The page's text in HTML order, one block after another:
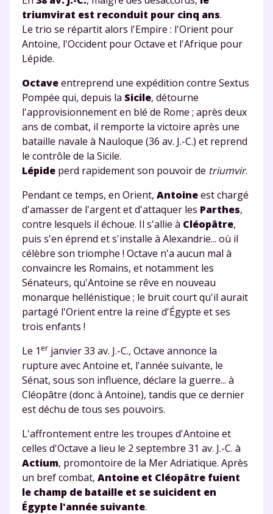
triumvirat est reconduit pour cinq ans.
Le trio se répartit alors l'Empire : l'Orient pour
Antoine, l'Occident pour Octave et l'Afrique pour
Lépide.
Octaveentreprend une expédition contre Sextus
Pompée qui, depuis la Sicile, détourne
l'approvisionnement en blé de Rome ; après deux
ans de combat, il remporte la victoire après une
bataille navale à Nauloque (36 av. J.-C.) et reprend
le contrôle de la Sicile.
Lépide perd rapidement son pouvoir de triumvir.
Pendant ce temps, en Orient, Antoineest chargé
d'amasser de l'argent et d'attaquer les Parthes,
contre lesquels il échoue. Il s'allie à Cléopâtre,
puis s'en éprend et s'installe à Alexandrie... où il
célèbre son triomphe ! Octave n'a aucun mal à
convaincre les Romains, et notamment les
Sénateurs, qu'Antoine se rêve en nouveau
monarque hellénistique ; le bruit court qu'il aurait
partagé l'Orient entre la reine d'Égypte et ses
trois enfants !
Le 1 er janvier 33 av. J.-C., Octave annonce la
rupture avec Antoine et, l'année suivante, le
Sénat, sous son influence, déclare la guerre... à
Cléopâtre (donc à Antoine), tandis que ce dernier
est déchu de tous ses pouvoirs.
L'affrontement entre les troupes d'Antoine et
celles d'Octave a lieu le 2 septembre 31 av. J.-C. à
Actium, promontoire de la Mer Adriatique. Après
un bref combat, Antoine et Cléopâtre fuient
le champ de bataille et se suicident en
Égypte l'année suivante.